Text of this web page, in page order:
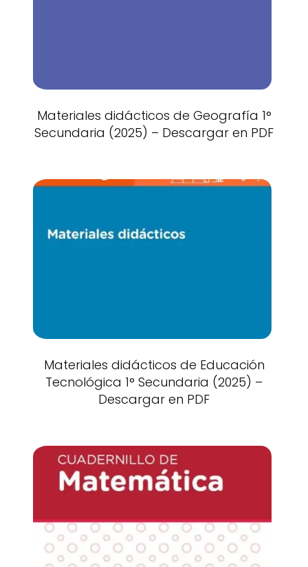
Materiales didácticos de Geografía 1°
Secundaria (2025) – Descargar en PDF
Materiales didácticos de Educación
Tecnológica 1° Secundaria (2025) –
Descargar en PDF